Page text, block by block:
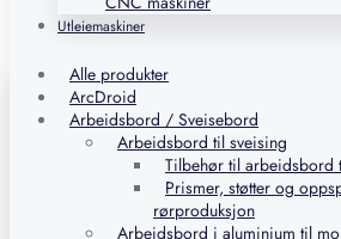
Utleiemaskiner
Alle produkter
ArcDroid
Arbeidsbord / Sveisebord
Arbeidsbord til sveising
Tilbehør til arbeidsbord
Prismer, støtter og
rørproduksjon
Arbeidsbord i aluminium til